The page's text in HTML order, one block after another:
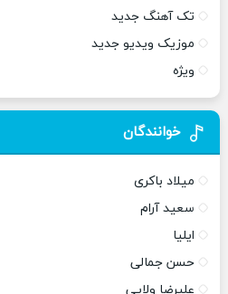
تک آهنگ جدید
موزیک ویدیو جدید
ویژه
خوانندگان
میلاد باکری
سعید آرام
ایلیا
حسن جمالی
علیرضا ولایی